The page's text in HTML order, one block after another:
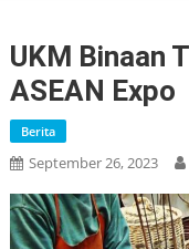
UKM Binaan
ASEAN Expo
Berita
September 26, 2023